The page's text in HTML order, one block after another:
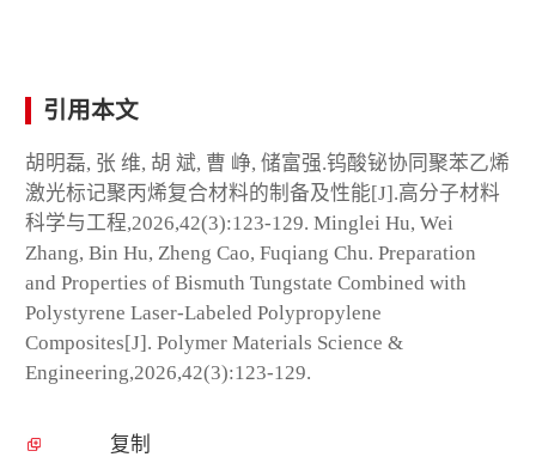
引用本文
胡明磊, 张 维, 胡 斌, 曹 峥, 储富强.钨酸铋协同聚苯乙烯
激光标记聚丙烯复合材料的制备及性能[J].高分子材料
科学与工程,2026,42(3):123-129. Minglei Hu, Wei
Zhang, Bin Hu, Zheng Cao, Fuqiang Chu. Preparation
and Properties of Bismuth Tungstate Combined with
Polystyrene Laser-Labeled Polypropylene
Composites[J]. Polymer Materials Science &
Engineering,2026,42(3):123-129.
复制